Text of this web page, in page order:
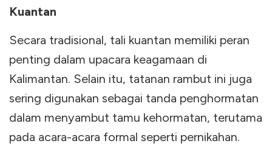
Kuantan
Secara tradisional, tali kuantan memiliki peran
penting dalam upacara keagamaan di
Kalimantan. Selain itu, tatanan rambut ini juga
sering digunakan sebagai tanda penghormatan
dalam menyambut tamu kehormatan, terutama
pada acara-acara formal seperti pernikahan.